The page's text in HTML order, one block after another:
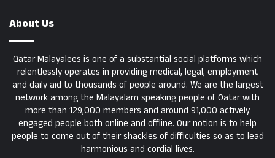
About Us
Qatar Malayalees is one of a substantial social platforms which
relentlessly operates in providing medical, legal, employment
and daily aid to thousands of people around. We are the largest
network among the Malayalam speaking people of Qatar with
more than 129,000 members and around 91,000 actively
engaged people both online and offline. Our notion is to help
people to come out of their shackles of difficulties so as to lead
harmonious and cordial lives.